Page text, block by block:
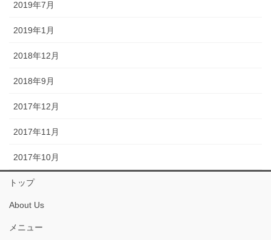
2019年7月
2019年1月
2018年12月
2018年9月
2017年12月
2017年11月
2017年10月
トップ
About Us
メニュー